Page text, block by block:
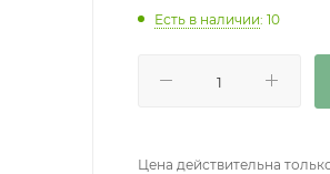
Есть в наличии: 10
Цена действительна